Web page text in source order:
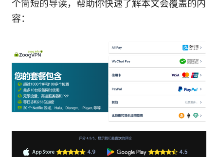
个简短的导读，帮助你快速了解本文会覆盖的内
容：